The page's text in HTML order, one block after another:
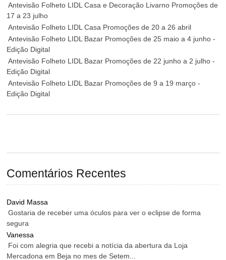
Antevisão Folheto LIDL Casa e Decoração Livarno Promoções de
17 a 23 julho
Antevisão Folheto LIDL Casa Promoções de 20 a 26 abril
Antevisão Folheto LIDL Bazar Promoções de 25 maio a 4 junho -
Edição Digital
Antevisão Folheto LIDL Bazar Promoções de 22 junho a 2 julho -
Edição Digital
Antevisão Folheto LIDL Bazar Promoções de 9 a 19 março -
Edição Digital
Comentários Recentes
David Massa
Gostaria de receber uma óculos para ver o eclipse de forma
segura
Vanessa
Foi com alegria que recebi a notícia da abertura da Loja
Mercadona em Beja no mes de Setem...